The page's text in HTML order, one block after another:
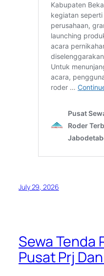
July 29, 2026
Sewa Tenda
Pusat Prj